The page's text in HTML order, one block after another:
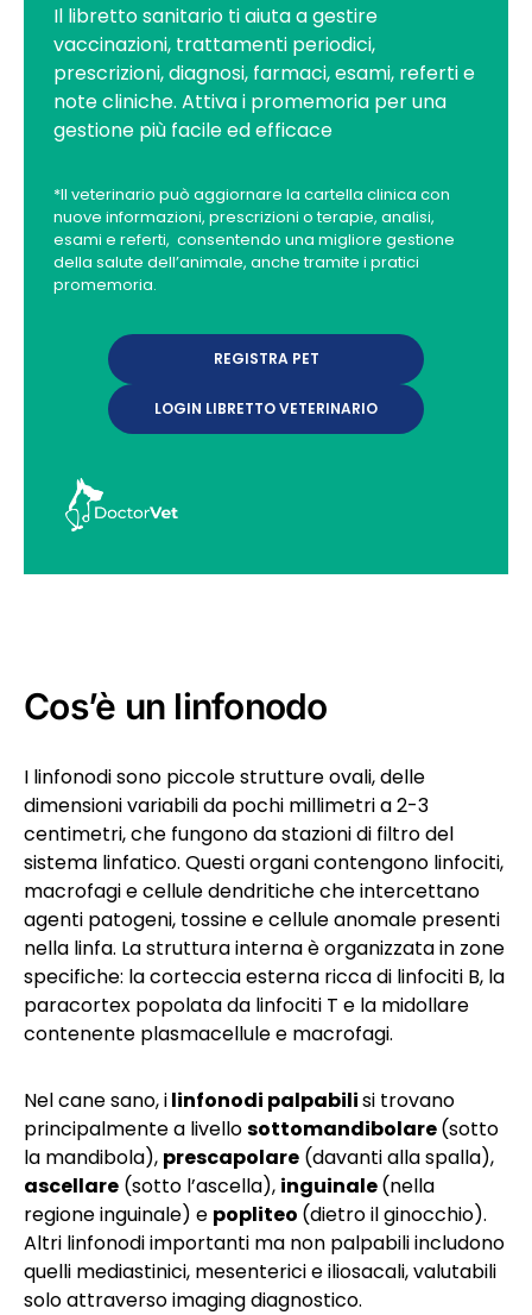
Il libretto sanitario ti aiuta a gestire
vaccinazioni, trattamenti periodici,
prescrizioni, diagnosi, farmaci, esami, referti e
note cliniche. Attiva i promemoria per una
gestione più facile ed efficace
*Il veterinario può aggiornare la cartella clinica con
nuove informazioni, prescrizioni o terapie, analisi,
esami e referti, consentendo una migliore gestione
della salute dell’animale, anche tramite i pratici
promemoria.
REGISTRA PET
LOGIN LIBRETTO VETERINARIO
Cos’è un linfonodo
I linfonodi sono piccole strutture ovali, delle
dimensioni variabili da pochi millimetri a 2-3
centimetri, che fungono da stazioni di filtro del
sistema linfatico. Questi organi contengono linfociti,
macrofagi e cellule dendritiche che intercettano
agenti patogeni, tossine e cellule anomale presenti
nella linfa. La struttura interna è organizzata in zone
specifiche: la corteccia esterna ricca di linfociti B, la
paracortex popolata da linfociti T e la midollare
contenente plasmacellule e macrofagi.
Nel cane sano, ilinfonodi palpabilisi trovano
principalmente a livellosottomandibolare(sotto
la mandibola), prescapolare (davanti alla spalla),
ascellare (sotto l’ascella), inguinale(nella
regione inguinale) e popliteo (dietro il ginocchio).
Altri linfonodi importanti ma non palpabili includono
quelli mediastinici, mesenterici e iliosacali, valutabili
solo attraverso imaging diagnostico.